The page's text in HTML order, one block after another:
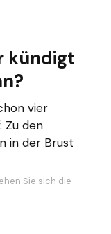
kündigt
vier
Zu den
in der Brust
Sie sich die